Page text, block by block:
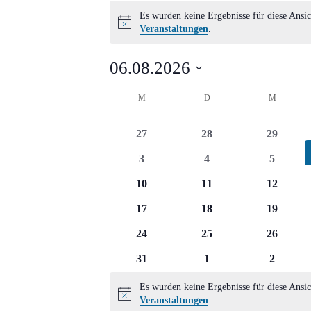
Hinweis
Es wurden keine Ergebnisse für diese
Veranstaltungen.
06.08.2026
Kalender
von
Veranstaltungen
M DDIENSTAG M
0
27
0
28
0
29
0
3
0
4
0
5
0
10
0
11
0
12
0
17
0
18
0
19
0
24
0
25
0
26
0
31
0
1
0
2
Hinweis
Es wurden keine Ergebnisse für diese
Veranstaltungen.